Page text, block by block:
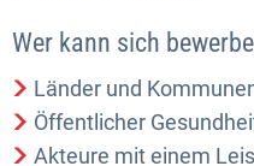
Wer kann sich
Länder und
Öffentlicher
Akteure mit einem